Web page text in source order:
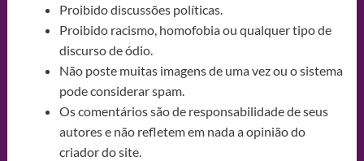
Proibido discussões políticas.
Proibido racismo, homofobia ou qualquer tipo de
discurso de ódio.
Não poste muitas imagens de uma vez ou o sistema
pode considerar spam.
Os comentários são de responsabilidade de seus
autores e não refletem em nada a opinião do
criador do site.